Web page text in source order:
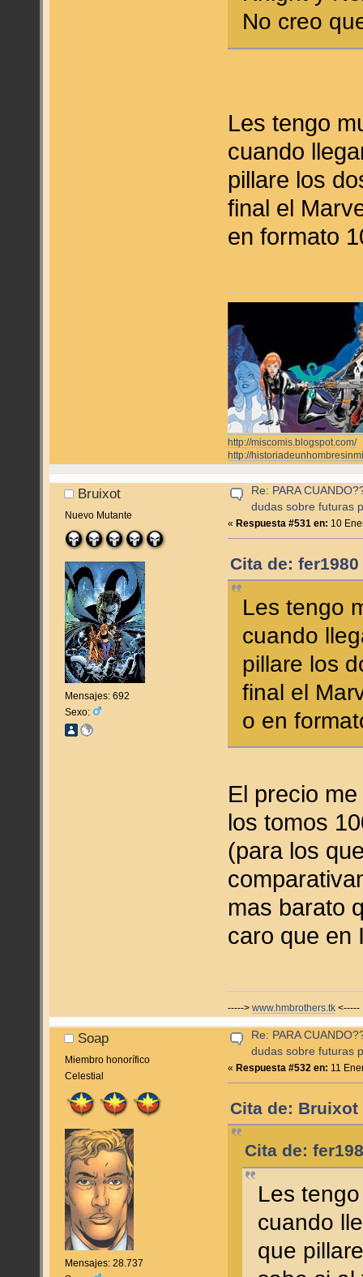
No creo
Les tengo
cuando
pillare los
final el
en formato
http://miscomis.blogspot.com/
http://
Bruixot
Nuevo Mutante
Mensajes: 692
Sexo:
Re: PARA
dudas sobre futuras
« Respuesta #531 en: 10
Cita de:
Les tengo
cuando
pillare los
final el
o en
El precio
los tomos
(para los
mas barato
caro que en
----->www.hmbrothers.tk <-----
Soap
Miembro honorífico
Celestial
Mensajes: 28.737
Re: PARA
dudas sobre futuras
«Respuesta #532 en: 11
Cita de: Bruixot
Cita de:
Les
cuando
que